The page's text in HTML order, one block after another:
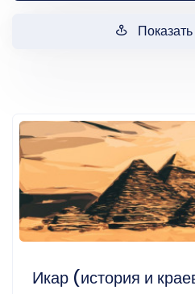
Икар (история и